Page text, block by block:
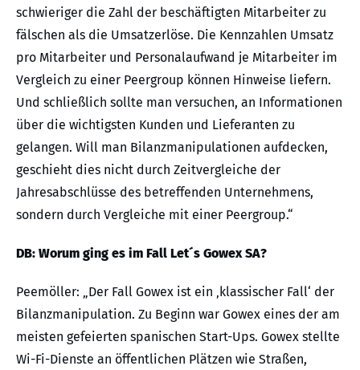
schwieriger die Zahl der beschäftigten Mitarbeiter zu
fälschen als die Umsatzerlöse. Die Kennzahlen Umsatz
pro Mitarbeiter und Personalaufwand je Mitarbeiter im
Vergleich zu einer Peergroup können Hinweise liefern.
Und schließlich sollte man versuchen, an Informationen
über die wichtigsten Kunden und Lieferanten zu
gelangen. Will man Bilanzmanipulationen aufdecken,
geschieht dies nicht durch Zeitvergleiche der
Jahresabschlüsse des betreffenden Unternehmens,
sondern durch Vergleiche mit einer Peergroup.“
DB: Worum ging es im Fall Let´s Gowex SA?
Peemöller: „Der Fall Gowex ist ein ‚klassischer Fall‘ der
Bilanzmanipulation. Zu Beginn war Gowex eines der am
meisten gefeierten spanischen Start-Ups. Gowex stellte
Wi-Fi-Dienste an öffentlichen Plätzen wie Straßen,